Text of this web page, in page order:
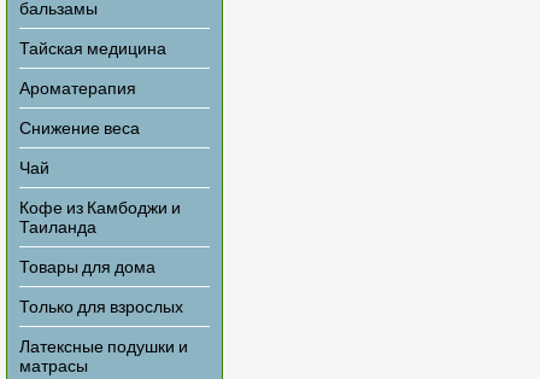
бальзамы
Тайская медицина
Ароматерапия
Снижение веса
Чай
Кофе из Камбоджи и
Таиланда
Товары для дома
Только для взрослых
Латексные подушки и
матрасы